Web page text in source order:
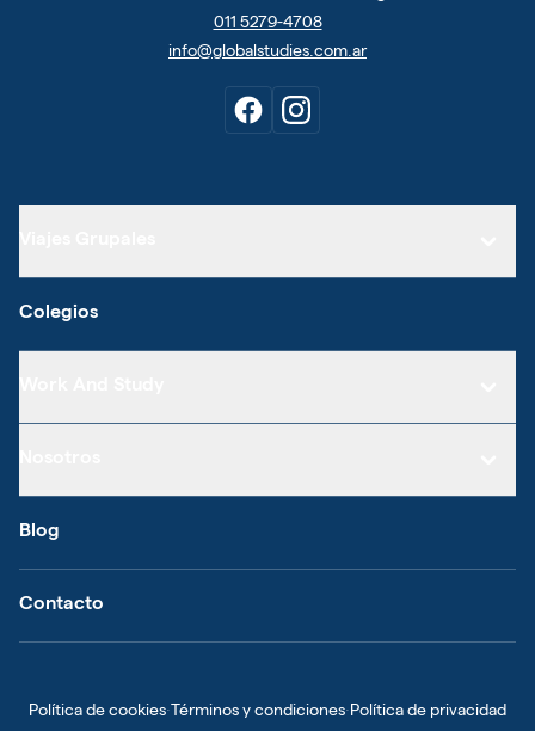
011 5279-4708
info@globalstudies.com.ar
Colegios
Blog
Contacto
Política de cookies· Términos y condiciones· Política de privacidad